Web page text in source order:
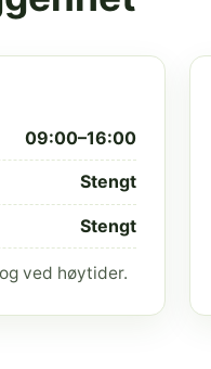
09:00–16:00
Stengt
Stengt
ved høytider.